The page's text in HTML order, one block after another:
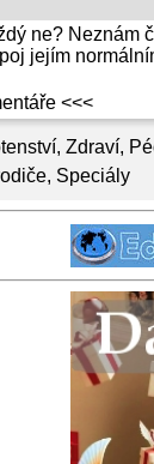
, Zdraví,
, Speciály
ne? Neznám
jejím
<<<